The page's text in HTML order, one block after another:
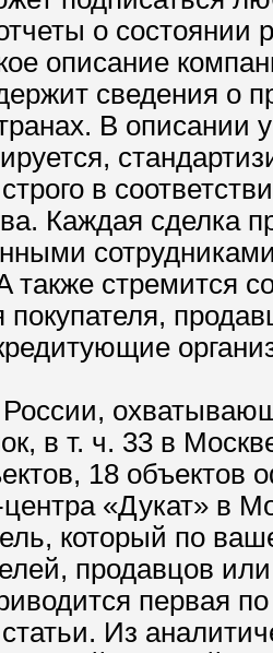
о
описание
сведения о
В описании
в
Каждая сделка
также стремится
покупателя,
в т. ч. 33 в
18
«Дукат» в
который по
продавцов
первая
Из